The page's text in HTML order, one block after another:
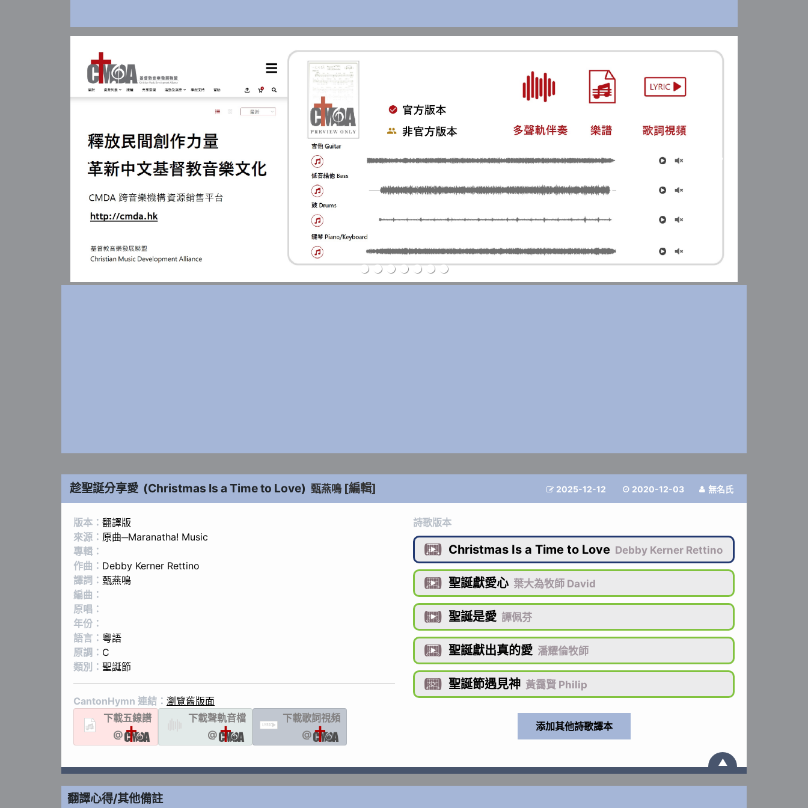
趁聖誕分享愛 (Christmas Is a Time to Love) 甄燕鳴 [編輯]  2025-12-12  2020-12-03  無名氏
版本： 翻譯版
來源： 原曲─Maranatha! Music
專輯：
作曲： Debby Kerner Rettino
譯詞： 甄燕鳴
編曲：
原唱：
年份：
語言： 粵語
原調： C
類別： 聖誕節
CantonHymn 連結： 瀏覽舊版面
下載五線譜
@
下載聲軌音檔
@
LYRIC
下載歌詞視頻
@
詩歌版本
 Christmas Is a Time to Love Debby Kerner Rettino
 聖誕獻愛心 葉大為牧師 David
 聖誕是愛 譚佩芬
 聖誕獻出真的愛 潘耀倫牧師
 聖誕節遇見神 黃靄賢 Philip
▲
翻譯心得/其他備註